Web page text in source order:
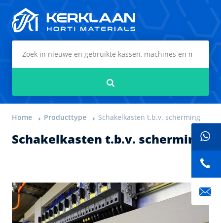
Home Producttype Schakelkasten t.b.v. scherming
Schakelkasten t.b.v. scherming